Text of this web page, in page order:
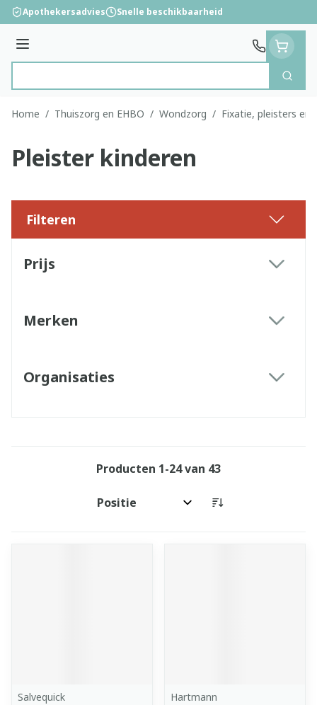
Ga naar de inhoud
Apothekersadvies Snelle beschikbaarheid
Menu
Zoek
Home / Thuiszorg en EHBO / Wondzorg / Fixatie, pleisters en
Pleister kinderen
Filteren
Prijs
Merken
Organisaties
Producten 1-24van 43
Sorteer op:
Salvequick
Hartmann